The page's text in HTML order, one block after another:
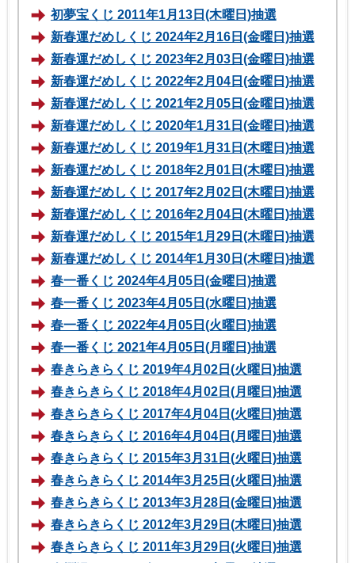
初夢宝くじ 2011年1月13日(木曜日)抽選
新春運だめしくじ 2024年2月16日(金曜日)抽選
新春運だめしくじ 2023年2月03日(金曜日)抽選
新春運だめしくじ 2022年2月04日(金曜日)抽選
新春運だめしくじ 2021年2月05日(金曜日)抽選
新春運だめしくじ 2020年1月31日(金曜日)抽選
新春運だめしくじ 2019年1月31日(木曜日)抽選
新春運だめしくじ 2018年2月01日(木曜日)抽選
新春運だめしくじ 2017年2月02日(木曜日)抽選
新春運だめしくじ 2016年2月04日(木曜日)抽選
新春運だめしくじ 2015年1月29日(木曜日)抽選
新春運だめしくじ 2014年1月30日(木曜日)抽選
春一番くじ 2024年4月05日(金曜日)抽選
春一番くじ 2023年4月05日(水曜日)抽選
春一番くじ 2022年4月05日(火曜日)抽選
春一番くじ 2021年4月05日(月曜日)抽選
春きらきらくじ 2019年4月02日(火曜日)抽選
春きらきらくじ 2018年4月02日(月曜日)抽選
春きらきらくじ 2017年4月04日(火曜日)抽選
春きらきらくじ 2016年4月04日(月曜日)抽選
春きらきらくじ 2015年3月31日(火曜日)抽選
春きらきらくじ 2014年3月25日(火曜日)抽選
春きらきらくじ 2013年3月28日(金曜日)抽選
春きらきらくじ 2012年3月29日(木曜日)抽選
春きらきらくじ 2011年3月29日(火曜日)抽選